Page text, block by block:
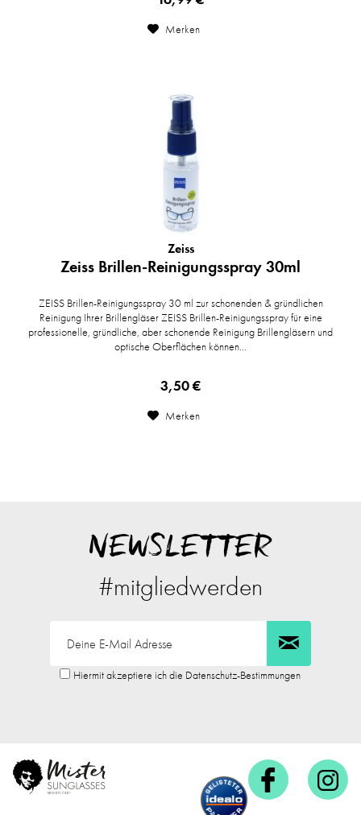
Merken
Zeiss
Zeiss Brillen-Reinigungsspray 30ml
ZEISS Brillen-Reinigungsspray 30 ml zur schonenden & gründlichen
Reinigung Ihrer Brillengläser ZEISS Brillen-Reinigungsspray für eine
professionelle, gründliche, aber schonende Reinigung Brillengläsern und
optische Oberflächen können...
3,50 €
Merken
NEWSLETTER
#mitgliedwerden
Hiermit akzeptiere ich die Datenschutz-Bestimmungen